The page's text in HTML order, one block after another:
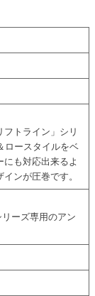
トライン」シリ
ロースタイルをベ
も対応出来るよ
ンが圧巻です。
ーズ専用のアン